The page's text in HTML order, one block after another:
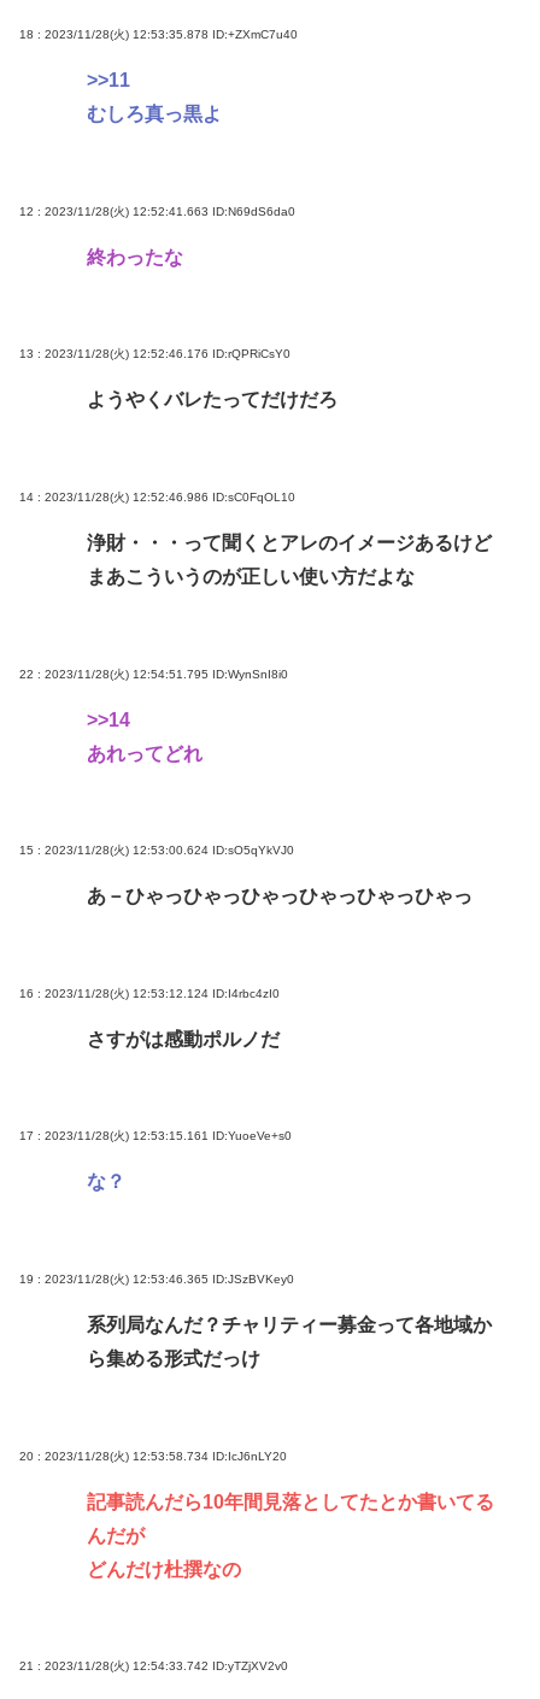
18 : 2023/11/28(火) 12:53:35.878 ID:+ZXmC7u40
>>11
むしろ真っ黒よ
12 : 2023/11/28(火) 12:52:41.663 ID:N69dS6da0
終わったな
13 : 2023/11/28(火) 12:52:46.176 ID:rQPRiCsY0
ようやくバレたってだけだろ
14 : 2023/11/28(火) 12:52:46.986 ID:sC0FqOL10
浄財・・・って聞くとアレのイメージあるけど
まあこういうのが正しい使い方だよな
22 : 2023/11/28(火) 12:54:51.795 ID:WynSnI8i0
>>14
あれってどれ
15 : 2023/11/28(火) 12:53:00.624 ID:sO5qYkVJ0
あ－ひゃっひゃっひゃっひゃっひゃっひゃっ
16 : 2023/11/28(火) 12:53:12.124 ID:I4rbc4zI0
さすがは感動ポルノだ
17 : 2023/11/28(火) 12:53:15.161 ID:YuoeVe+s0
な？
19 : 2023/11/28(火) 12:53:46.365 ID:JSzBVKey0
系列局なんだ？チャリティー募金って各地域か
ら集める形式だっけ
20 : 2023/11/28(火) 12:53:58.734 ID:IcJ6nLY20
記事読んだら10年間見落としてたとか書いてる
んだが
どんだけ杜撰なの
21 : 2023/11/28(火) 12:54:33.742 ID:yTZjXV2v0